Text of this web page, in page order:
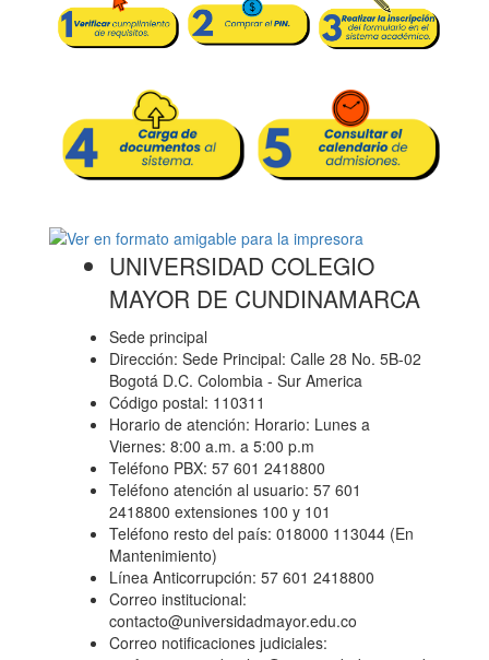
UNIVERSIDAD COLEGIO
MAYOR DE CUNDINAMARCA
Sede principal
Dirección: Sede Principal: Calle 28 No. 5B-02
Bogotá D.C. Colombia - Sur America
Código postal: 110311
Horario de atención: Horario: Lunes a
Viernes: 8:00 a.m. a 5:00 p.m
Teléfono PBX: 57 601 2418800
Teléfono atención al usuario: 57 601
2418800 extensiones 100 y 101
Teléfono resto del país: 018000 113044 (En
Mantenimiento)
Línea Anticorrupción: 57 601 2418800
Correo institucional:
contacto@universidadmayor.edu.co
Correo notificaciones judiciales: